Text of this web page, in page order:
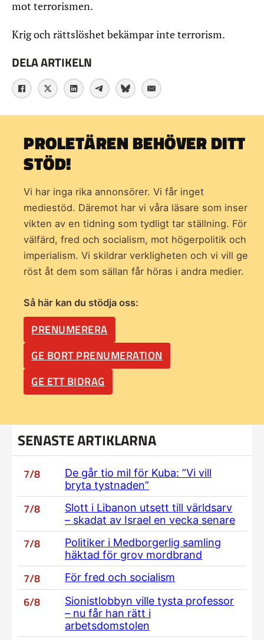
mot terrorismen.
Krig och rättslöshet bekämpar inte terrorism.
DELA ARTIKELN
PROLETÄREN BEHÖVER DITT
STÖD!
Vi har inga rika annonsörer. Vi får inget
mediestöd. Däremot har vi våra läsare som inser
vikten av en tidning som tydligt tar ställning. För
välfärd, fred och socialism, mot högerpolitik och
imperialism. Vi skildrar verkligheten och vi vill ge
röst åt dem som sällan får höras i andra medier.
Så här kan du stödja oss:
PRENUMERERA
GE BORT PRENUMERATION
GE ETT BIDRAG
SENASTE ARTIKLARNA
7/8
De går tio mil för Kuba: ”Vi vill
bryta tystnaden”
7/8
Slott i Libanon utsett till världsarv
– skadat av Israel en vecka senare
7/8
Politiker i Medborgerlig samling
häktad för grov mordbrand
7/8 För fred och socialism
6/8
Sionistlobbyn ville tysta professor
– nu får han rätt i
arbetsdomstolen